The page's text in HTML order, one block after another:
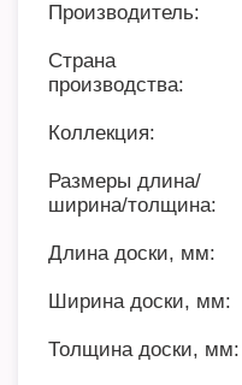
Производитель:
Страна
производства:
Коллекция:
Размеры длина/
ширина/толщина:
Длина доски, мм:
Ширина доски, мм:
Толщина доски, мм: